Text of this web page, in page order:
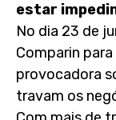
estar
No dia 23 de
Comparin
provocadora
travam os